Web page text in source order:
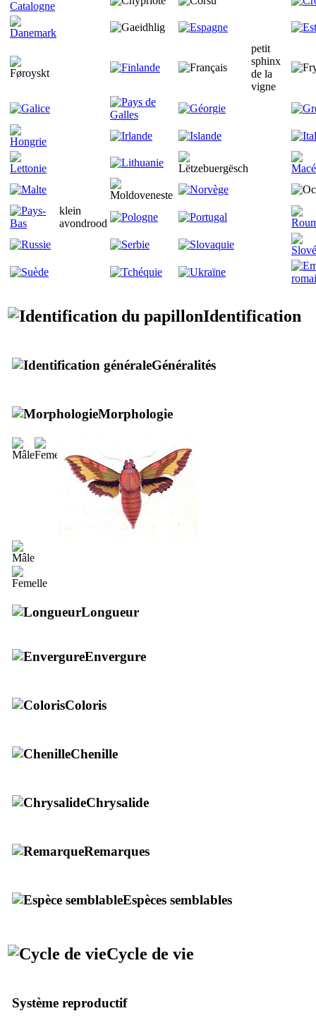
petit
sphinx
de la
vigne
klein
avondrood
Identification
Généralités
Morphologie
Longueur
Envergure
Coloris
Chenille
Chrysalide
Remarques
Espèces semblables
Cycle de vie
Système reproductif